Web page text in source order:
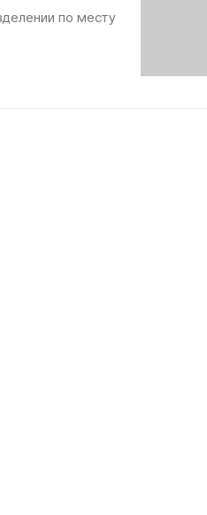
по месту